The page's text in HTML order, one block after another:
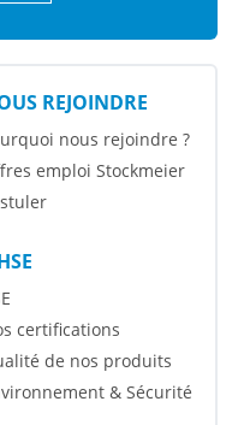
REJOINDRE
nous rejoindre ?
emploi Stockmeier
certifications
de nos produits
& Sécurité